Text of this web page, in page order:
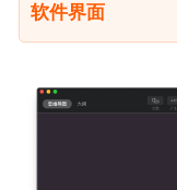
软件界面